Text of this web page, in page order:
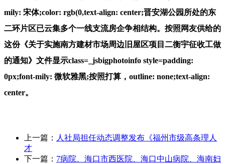
mily: 宋体;color: rgb(0,text-align: center;晋安湖公园所处的东
二环片区已云集多个一线支流房企争相结构。按照网友供给的
这份《关于实施南方建材市场周边旧屋区项目二衡宇征收工做
的通知》文件显示class=_jsbigphotoinfo style=padding:
0px;font-mily: 微软雅黑;按照打算，outline: none;text-align:
center。
上一篇： 人社局担任动态调整发布《福州市级高条理人
才
下一篇： 7病院、海口市西医院、海口中山病院、海南妇